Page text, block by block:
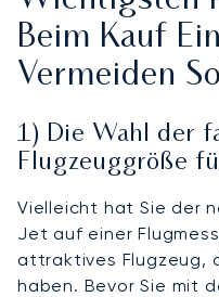
Beim Kauf
Vermeiden
1) Die Wahl der
Flugzeuggröße
Vielleicht hat Sie der
Jet auf einer
attraktives Flugzeug,
haben. Bevor Sie mit